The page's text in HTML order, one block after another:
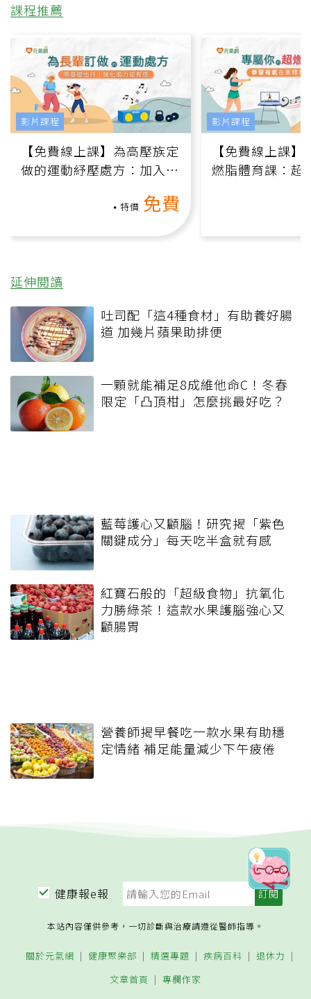
課程推薦
【免費線上課】為高壓族定
做的運動紓壓處方：加入行
特價 免費
影片課程
【免費線上課
燃脂體育課：超
影片課程
延伸閱讀
吐司配「這4種食材」有助養好腸
道 加幾片蘋果助排便
一顆就能補足8成維他命C！冬春
限定「凸頂柑」怎麼挑最好吃？
藍莓護心又顧腦！研究揭「紫色
關鍵成分」每天吃半盒就有感
紅寶石般的「超級食物」抗氧化
力勝綠茶！這款水果護腦強心又
顧腸胃
營養師揭早餐吃一款水果有助穩
定情緒 補足能量減少下午疲倦
健康報e報
本站內容僅供參考，一切診斷與治療請遵從醫師指導。
關於元氣網 健康聚樂部 精選專題 疾病百科
退休力
文章首頁
專欄作家